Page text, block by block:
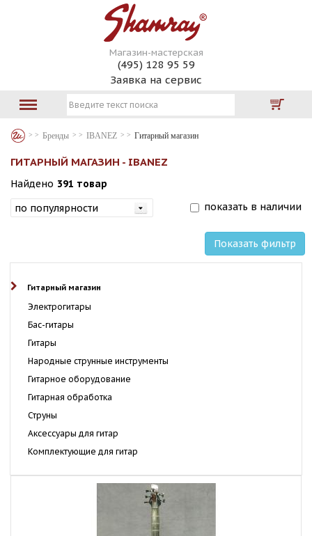
Магазин-мастерская
(495) 128 95 59
Заявка на сервис
Бренды IBANEZ Гитарный магазин
ГИТАРНЫЙ МАГАЗИН - IBANEZ
Найдено 391 товар
показать в наличии
Показать фильтр
Гитарный магазин
Электрогитары
Бас-гитары
Гитары
Народные струнные инструменты
Гитарное оборудование
Гитарная обработка
Струны
Аксессуары для гитар
Комплектующие для гитар